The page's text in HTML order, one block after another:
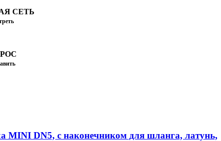
СЕТЬ
MINI DN5, с наконечником для шланга, латунь,